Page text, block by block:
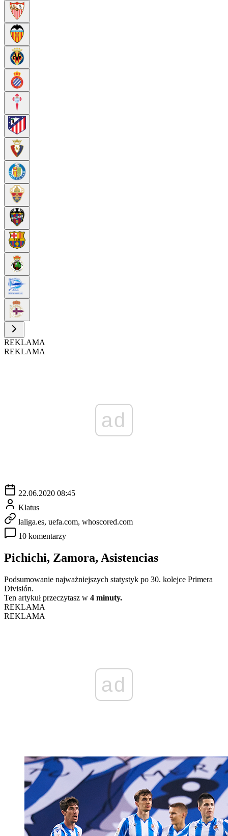
REKLAMA
REKLAMA
ad
22.06.2020 08:45
Klatus
laliga.es, uefa.com, whoscored.com
10 komentarzy
Pichichi, Zamora, Asistencias
Podsumowanie najważniejszych statystyk po 30. kolejce Primera
División.
Ten artykuł przeczytasz w 4 minuty.
REKLAMA
REKLAMA
ad